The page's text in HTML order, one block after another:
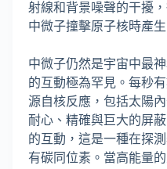
射線和背景噪聲的干擾
中微子撞擊原子核時產
中微子仍然是宇宙中最
的互動極為罕見。每秒
源自核反應，包括太陽
耐心、精確與巨大的屏
的互動，這是一種在探
有碳同位素。當高能量